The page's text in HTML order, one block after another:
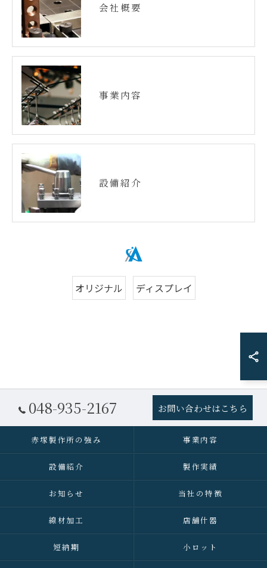
会社概要
事業内容
設備紹介
オリジナル ディスプレイ
048-935-2167 お問い合わせはこちら
赤塚製作所の強み 事業内容
設備紹介 製作実績
お知らせ 当社の特徴
線材加工 店舗什器
短納期 小ロット